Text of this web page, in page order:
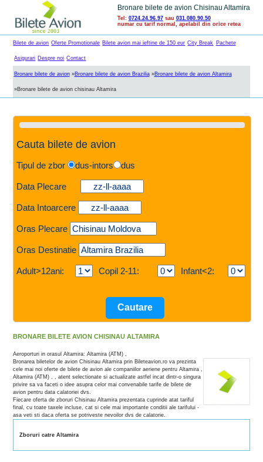
Bronare bilete de avion Chisinau Altamira
Tel: 0724.24.96.97sau 031.080.90.50
numar cu tarif normal, apelabil din orice retea
Bilete de avion Oferte Promotionale Bilete avion mai ieftine de 150 eur City Break Pachete
Asigurari Despre noi Contact
Bronare bilete de avion»Bronare bilete de avion Brazilia»Bronare bilete de avion Altamira
»Bronare bilete de avion chisinau Altamira
Cauta bilete de avion
Tipul de zbor dus-intors dus
Data Plecare
Data Intoarcere
Oras Plecare
Oras Destinatie
Adult>12ani: Copil 2-11: Infant<2:
BRONARE BILETE AVION CHISINAU ALTAMIRA
Aeroporturi in orasul Altamira: Altamira (ATM) ,
Bronarea biletelor de avion Chisinau Altamira prin Bileteavion.ro va prezinta
cele mai noi oferte de bilete de avion ale companiilor aeriene pentru Altamira ,
Altamira (ATM) , , atent selectionate si actualizate astfel incat dintr-o singura
privire sa va faceti o idee asupra celor mai convenabile tarife de bilete de
avion pentru data calatoriei dvs.
Fiecare oferta de zboruri Chisinau Altamira prezentata cuprinde atat tariful
final, cu toate taxele incluse, cat si cele mai importante conditii ale tarifului -
asa veti sti daca oferta se potriveste nevoilor dvs de calatorie.
Zboruri catre Altamira